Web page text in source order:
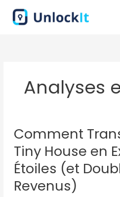
contenu
Analyses
Comment
Tiny House en
Étoiles (et
Revenus)
Transformer
votre
House
en
Expérience